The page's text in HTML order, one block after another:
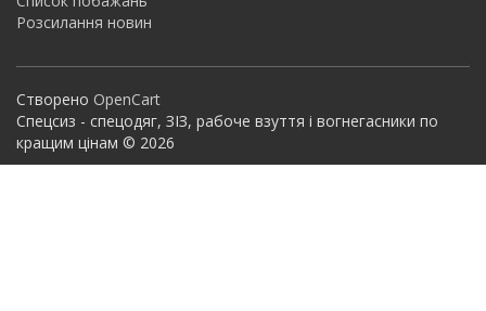
Розсилання новин
Створено OpenCart
Спецсиз - спецодяг, ЗІЗ, рабоче взуття і вогнегасники по
кращим цінам © 2026